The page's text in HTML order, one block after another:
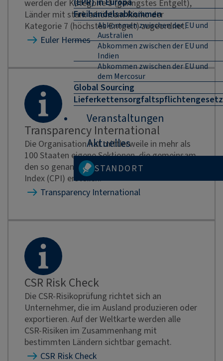
Freihandelsabkommen
Abkommen zwischen der EU und
Australien
Abkommen zwischen der EU und
Indien
Abkommen zwischen der EU und
dem Mercosur
Global Sourcing
Lieferkettensorgfaltspflichtengesetz
Veranstaltungen
Aktuelles
STANDORT
werden der Kategorie 1 (geringstes Entgelt),
Länder mit stark erhöhtem Risiko der
Kategorie 7 (höchstes Entgelt) zugeordnet.
Euler Hermes
Transparency International
Die Organisation hat mittlerweile in mehr als
100 Staaten eigene Sektionen, die gemeinsam
den so genannten TI Corruption Perceptions
Index (CPI) erstellen.
Transparency International
CSR Risk Check
Die CSR-Risikoprüfung richtet sich an
Unternehmer, die im Ausland produzieren oder
exportieren. Auf der Weltkarte werden alle
CSR-Risiken im Zusammenhang mit
bestimmten Ländern sichtbar gemacht.
CSR Risk Check